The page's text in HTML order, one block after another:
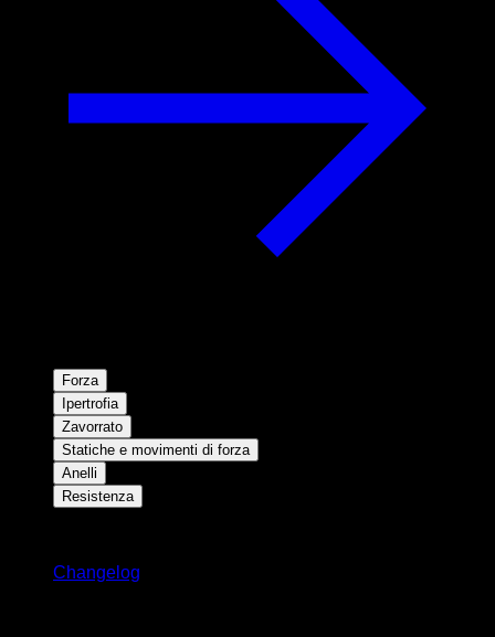
Forza
Ipertrofia
Zavorrato
Statiche e movimenti di forza
Anelli
Resistenza
Changelog